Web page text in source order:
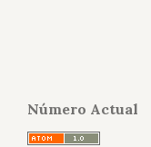
Número Actual